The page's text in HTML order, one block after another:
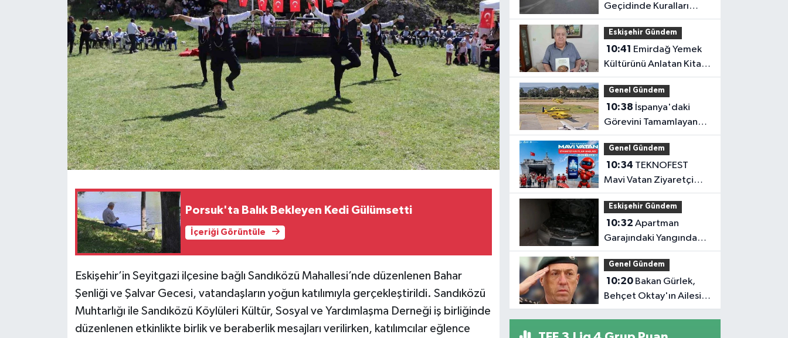
Porsuk'ta Balık Bekleyen Kedi Gülümsetti
İçeriği Görüntüle
Eskişehir’in Seyitgazi ilçesine bağlı Sandıközü Mahallesi’nde düzenlenen Bahar
Şenliği ve Şalvar Gecesi, vatandaşların yoğun katılımıyla gerçekleştirildi. Sandıközü
Muhtarlığı ile Sandıközü Köylüleri Kültür, Sosyal ve Yardımlaşma Derneği iş birliğinde
düzenlenen etkinlikte birlik ve beraberlik mesajları verilirken, katılımcılar eğlence
Geçidinde Kuralları
Hiçe Sayan Sürücü
Kameraya Yansıdı
Eskişehir Gündem
10:41
Kültürünü Anlatan Kitap
Eskişehir'de Çıktı
Genel Gündem
10:38
Görevini Tamamlayan
Yangın Uçakları Yurda
Döndü
Genel Gündem
10:34
Mavi Vatan Ziyaretçi
Kayıtları Açıldı: İşte
Detaylar
Eskişehir Gündem
10:32
Garajındaki Yangında
Otomobil Küle Döndü
Genel Gündem
10:20Bakan Gürlek,
Behçet Oktay'ın Ailesini
Kabul Edecek